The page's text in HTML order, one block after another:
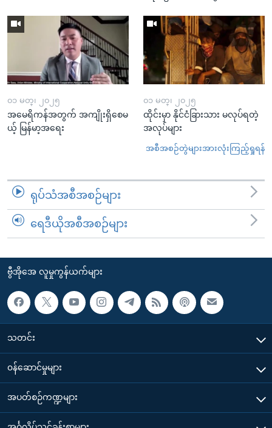
၀၁ မတ္၊ ၂၀၂၅
အမေရိကန်အတွက် အကျိုးရှိစေမ
ယ့် မြန်မာ့အရေး
၀၁ မတ္၊ ၂၀၂၅
ထိုင်းမှာ နိုင်ငံခြားသား မလုပ်ရတဲ့
အလုပ်များ
အစီအစဉ်တွဲများအားလုံးကြည့်ရှုရန်
ရုပ်သံအစီအစဉ်များ
ရေဒီယိုအစီအစဉ်များ
ဗွီအိုအေ လူမှုကွန်ယက်များ
သတင်း
၀န်ဆောင်မှုများ
အပတ်စဉ်ကဏ္ဍများ